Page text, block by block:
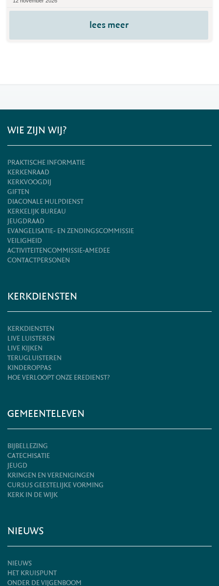
lees meer
WIE ZIJN WIJ?
PRAKTISCHE INFORMATIE
KERKENRAAD
KERKVOOGDIJ
GIFTEN
DIACONALE HULPDIENST
KERKELIJK BUREAU
JEUGDRAAD
EVANGELISATIE- EN ZENDINGSCOMMISSIE
VEILIGHEID
ACTIVITEITENCOMMISSIE-AMEDEE
CONTACTPERSONEN
KERKDIENSTEN
KERKDIENSTEN
LIVE LUISTEREN
LIVE KIJKEN
TERUGLUISTEREN
KINDEROPPAS
HOE VERLOOPT ONZE EREDIENST?
GEMEENTELEVEN
BIJBELLEZING
CATECHISATIE
JEUGD
KRINGEN EN VERENIGINGEN
CURSUS GEESTELIJKE VORMING
KERK IN DE WIJK
NIEUWS
NIEUWS
HET KRUISPUNT
ONDER DE VIJGENBOOM